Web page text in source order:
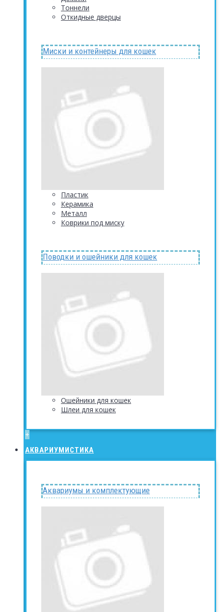
Тоннели
Откидные дверцы
Миски и контейнеры для кошек
Пластик
Керамика
Металл
Коврики под миску
Поводки и ошейники для кошек
Ошейники для кошек
Шлеи для кошек
+
АКВАРИУМИСТИКА
Аквариумы и комплектующие